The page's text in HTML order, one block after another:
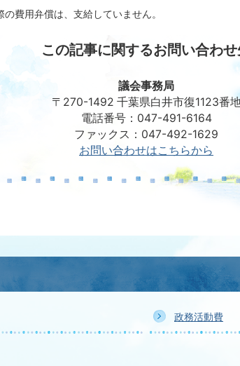
費用弁償は、支給していません。
この記事に関するお問い合わ
議会事務局
〒270-1492 千葉県白井市復1123番
電話番号：047-491-6164
ファックス：047-492-1629
お問い合わせはこちらから
政務活動費